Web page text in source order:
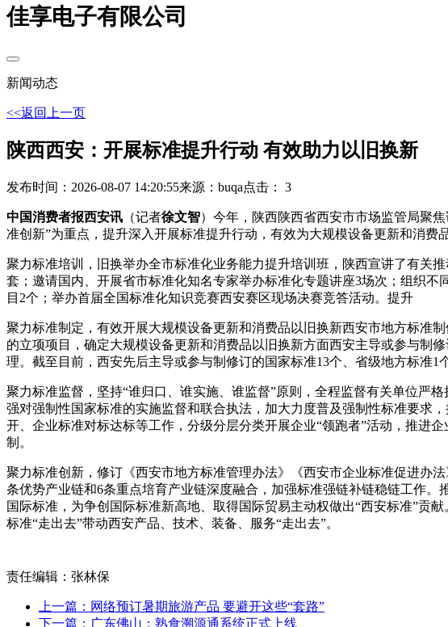
佳享电子有限公司
新闻动态
<<返回上一页
陕西西安：开展标准提升行动 有效助力以旧换新
发布时间：2026-08-07 14:20:55来源：buqa点击： 3
中国消费者报西安讯 （记者徐文智）今年，陕西陕西省西安市市场监管局聚
准创新”为重点，提升深入开展标准提升行动，有效为大规模设备更新和消费
聚力标准培训，旧换举办全市标准化业务能力提升培训班，陕西宣讲了有关
套；邀请国内、开展省市标准化知名专家举办标准化专题讲座3场次；组织
目2个；举办首届全国标准化知识竞赛西安赛区现场决赛竞答活动。提升
聚力标准制定，有效开展大规模设备更新和消费品以旧换新西安市地方标准
的立项项目，确定大规模设备更新和消费品以旧换新方面西安主导或参与制
理。截至目前，西安先后主导或参与制修订的国家标准13个、省级地方标准1
聚力标准监督，坚持“谁归口、谁实施、谁监督”原则，全程监督有关单位严
强对强制性国家标准的实施监督和联合执法，加大力度普及强制性标准要求
开、企业标准对标达标等工作，分级分层分类开展企业“领跑者”活动，推进
制。
聚力标准创新，修订《西安市地方标准管理办法》《西安市企业标准促进办
条优势产业链和6条重点培育产业链深度融合，加强标准强链补链稳链工作
国际标准，为争创国际标准新高地、取得国际贸易主动权做出“西安标准”贡
标准“走出去”带动西安产品、技术、装备、服务“走出去”。
责任编辑：张林保
上一篇：网络预订暑期旅游产品 要避开这些“套路”
下一篇：广东佛山：熟食溯源通系统正式上线